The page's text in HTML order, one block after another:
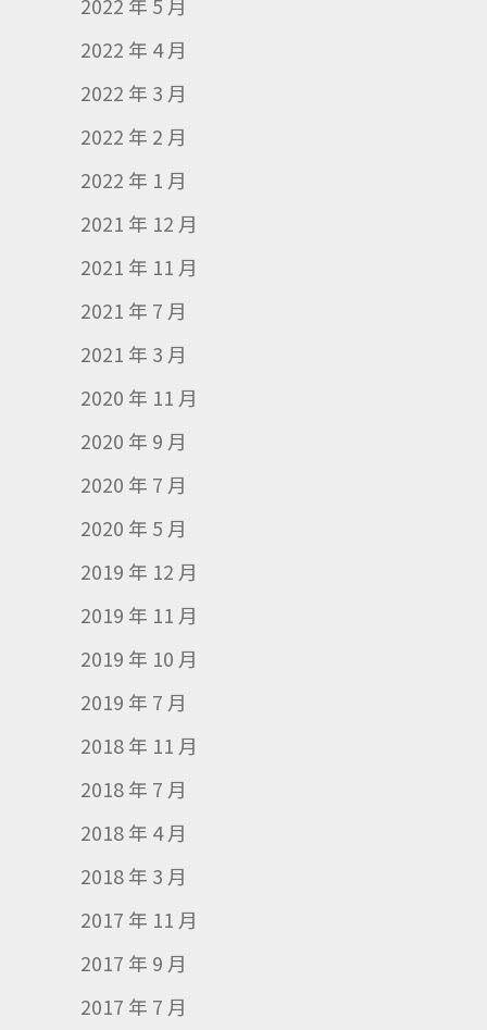
2022 年 4 月
2022 年 3 月
2022 年 2 月
2022 年 1 月
2021 年 12 月
2021 年 11 月
2021 年 7 月
2021 年 3 月
2020 年 11 月
2020 年 9 月
2020 年 7 月
2020 年 5 月
2019 年 12 月
2019 年 11 月
2019 年 10 月
2019 年 7 月
2018 年 11 月
2018 年 7 月
2018 年 4 月
2018 年 3 月
2017 年 11 月
2017 年 9 月
2017 年 7 月